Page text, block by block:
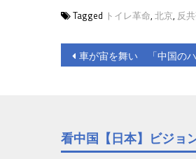
Tagged トイレ革命, 北京, 反
投
ビ
車が宙を舞い 「中国の
看中国【日本】ビジョ